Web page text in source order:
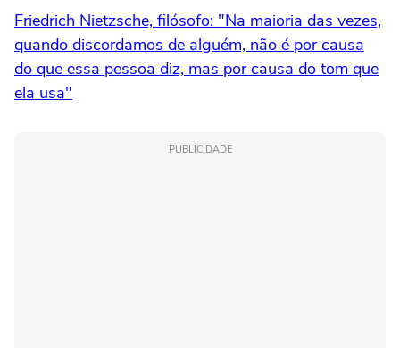
Friedrich Nietzsche, filósofo: "Na maioria das vezes,
quando discordamos de alguém, não é por causa
do que essa pessoa diz, mas por causa do tom que
ela usa"
PUBLICIDADE